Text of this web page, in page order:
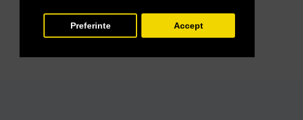
Preferinte Accept